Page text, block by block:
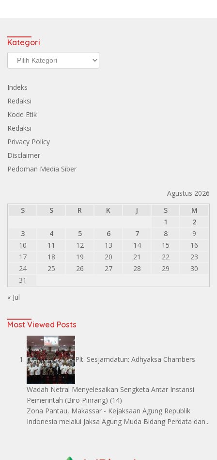
Kategori
Kategori
Indeks
Redaksi
Kode Etik
Redaksi
Privacy Policy
Disclaimer
Pedoman Media Siber
Agustus 2026
S
S R K J S
M
1
2
3
4 5 6 7 8
9
10
11 12 13 14 15
16
17
18 19 20 21 22
23
24
25 26 27 28 29
30
31
« Jul
Most Viewed Posts
Plt. Sesjamdatun: Adhyaksa Chambers
Wadah Netral Menyelesaikan Sengketa Antar Instansi
Pemerintah (Biro Pinrang) (14)
Zona Pantau, Makassar - Kejaksaan Agung Republik
Indonesia melalui Jaksa Agung Muda Bidang Perdata dan...